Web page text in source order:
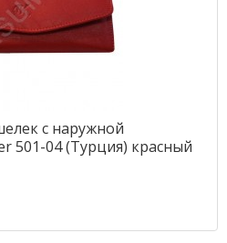
с наружной
501-04 (Турция) красный